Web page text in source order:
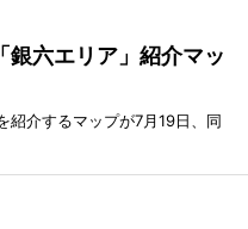
銀六エリア」紹介マッ
紹介するマップが7月19日、同